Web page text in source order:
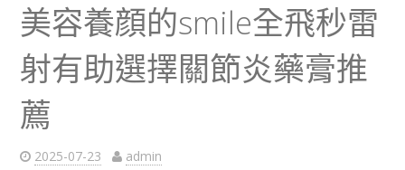
美容養顔的smile全飛秒雷
射有助選擇關節炎藥膏推
薦
2025-07-23 admin